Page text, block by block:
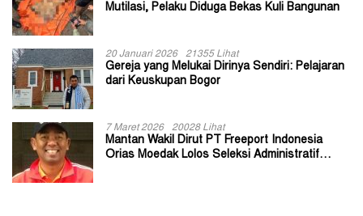
Mutilasi, Pelaku Diduga Bekas Kuli Bangunan
20 Januari 2026 21355 Lihat
Gereja yang Melukai Dirinya Sendiri: Pelajaran
dari Keuskupan Bogor
7 Maret 2026 20028 Lihat
Mantan Wakil Dirut PT Freeport Indonesia
Orias Moedak Lolos Seleksi Administratif